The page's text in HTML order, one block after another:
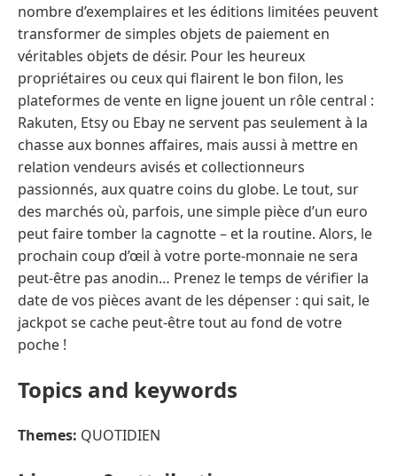
nombre d’exemplaires et les éditions limitées peuvent
transformer de simples objets de paiement en
véritables objets de désir. Pour les heureux
propriétaires ou ceux qui flairent le bon filon, les
plateformes de vente en ligne jouent un rôle central :
Rakuten, Etsy ou Ebay ne servent pas seulement à la
chasse aux bonnes affaires, mais aussi à mettre en
relation vendeurs avisés et collectionneurs
passionnés, aux quatre coins du globe. Le tout, sur
des marchés où, parfois, une simple pièce d’un euro
peut faire tomber la cagnotte – et la routine. Alors, le
prochain coup d’œil à votre porte-monnaie ne sera
peut-être pas anodin… Prenez le temps de vérifier la
date de vos pièces avant de les dépenser : qui sait, le
jackpot se cache peut-être tout au fond de votre
poche !
Topics and keywords
Themes: QUOTIDIEN